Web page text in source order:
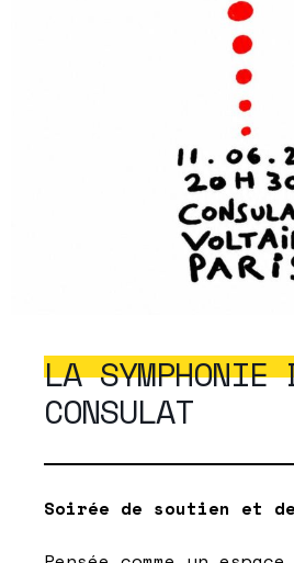
LA SYMPHONIE
CONSULAT
Soirée de soutien et